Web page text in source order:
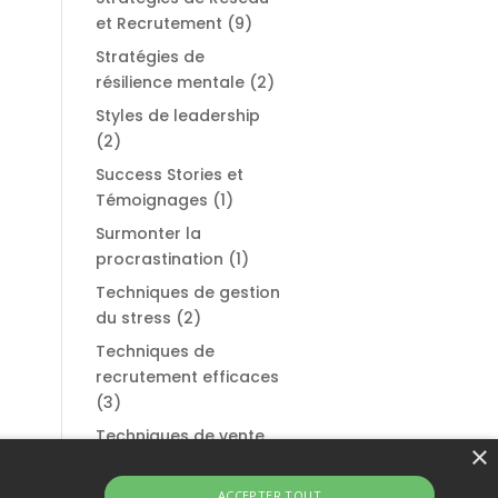
et Recrutement (9)
Stratégies de
résilience mentale(2)
Styles de leadership
(2)
Success Stories et
Témoignages (1)
Surmonter la
procrastination (1)
Techniques de gestion
du stress (2)
Techniques de
recrutement efficaces
(3)
Techniques de vente
×